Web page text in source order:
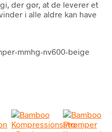
der gør, at de leverer et
i alle aldre kan have
mmhg-nv600-beige